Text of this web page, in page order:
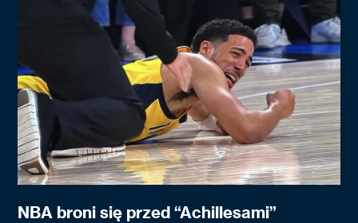
NBA broni się przed “Achillesami”